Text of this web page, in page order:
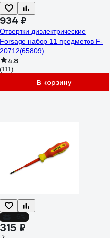
934 ₽
Отвертки диэлектрические
Forsage набор 11 предметов F-
20712(65809)
4.8
(111)
В корзину
315 ₽